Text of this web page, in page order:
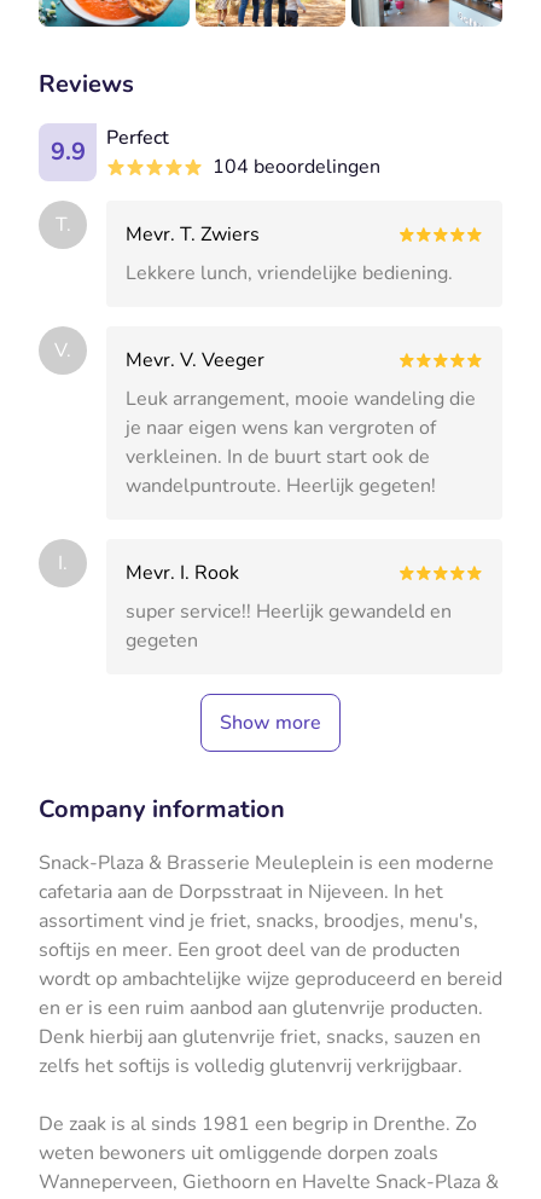
Reviews
9.9
Perfect
104 beoordelingen
T.
Mevr. T. Zwiers
Lekkere lunch, vriendelijke bediening.
V.
Mevr. V. Veeger
Leuk arrangement, mooie wandeling die
je naar eigen wens kan vergroten of
verkleinen. In de buurt start ook de
wandelpuntroute. Heerlijk gegeten!
I.
Mevr. I. Rook
super service!! Heerlijk gewandeld en
gegeten
Show more
Company information
Snack-Plaza & Brasserie Meuleplein is een moderne
cafetaria aan de Dorpsstraat in Nijeveen. In het
assortiment vind je friet, snacks, broodjes, menu's,
softijs en meer. Een groot deel van de producten
wordt op ambachtelijke wijze geproduceerd en bereid
en er is een ruim aanbod aan glutenvrije producten.
Denk hierbij aan glutenvrije friet, snacks, sauzen en
zelfs het softijs is volledig glutenvrij verkrijgbaar.
De zaak is al sinds 1981 een begrip in Drenthe. Zo
weten bewoners uit omliggende dorpen zoals
Wanneperveen, Giethoorn en Havelte Snack-Plaza &